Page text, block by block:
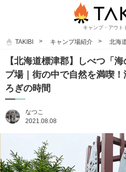
キャンプ・アウト
TAKIBI キャンプ場紹介 北海
【北海道標津郡】しべつ「
プ場｜街の中で自然を満喫
ろぎの時間
なつこ
2021.08.08